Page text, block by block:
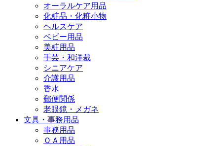
オーラルケア用品
化粧品・化粧小物
ヘルスケア
ベビー用品
美粧用品
手芸・和洋裁
シニアケア
介護用品
香水
郵便関係
老眼鏡・メガネ
文具・事務用品
事務用品
ＯＡ用品